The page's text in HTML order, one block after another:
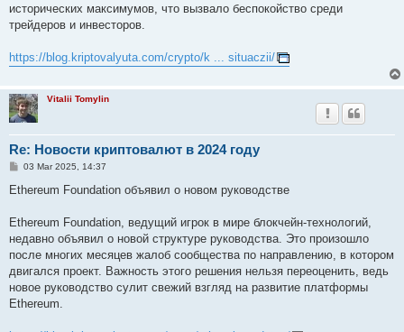
исторических максимумов, что вызвало беспокойство среди
трейдеров и инвесторов.
https://blog.kriptovalyuta.com/crypto/k ... situaczii/
Vitalii Tomylin
Re: Новости криптовалют в 2024 году
P
s
03 Mar 2025, 14:37
Ethereum Foundation объявил о новом руководстве
Ethereum Foundation, ведущий игрок в мире блокчейн-технологий,
недавно объявил о новой структуре руководства. Это произошло
после многих месяцев жалоб сообщества по направлению, в котором
двигался проект. Важность этого решения нельзя переоценить, ведь
новое руководство сулит свежий взгляд на развитие платформы
Ethereum.